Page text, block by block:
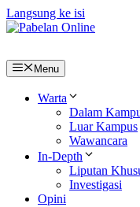
Langsung ke isi
Menu
Warta
Dalam
Luar Kampus
Wawancara
In-Depth
Liputan
Investigasi
Opini